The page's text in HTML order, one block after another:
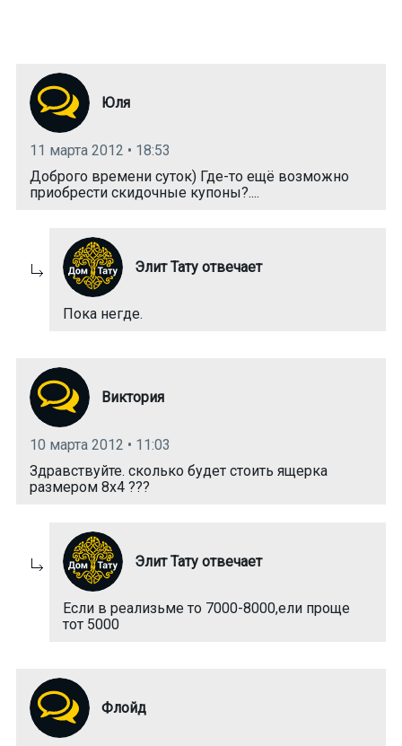
Юля
11 марта 2012 • 18:53
Доброго времени суток) Где-то ещё возможно
приобрести скидочные купоны?....
Элит Тату отвечает
Пока негде.
Виктория
10 марта 2012 • 11:03
Здравствуйте. сколько будет стоить ящерка
размером 8х4 ???
Элит Тату отвечает
Если в реализьме то 7000-8000,ели проще
тот 5000
Флойд